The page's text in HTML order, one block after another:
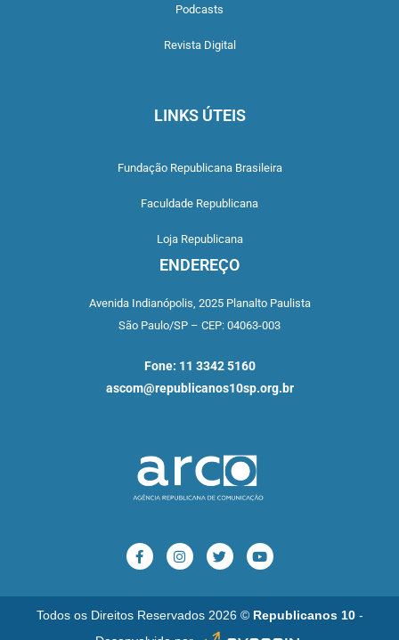
Podcasts
Revista Digital
LINKS ÚTEIS
Fundação Republicana Brasileira
Faculdade Republicana
Loja Republicana
ENDEREÇO
Avenida Indianópolis, 2025 Planalto Paulista
São Paulo/SP – CEP: 04063-003
Fone: 11 3342 5160
ascom@republicanos10sp.org.br
Todos os Direitos Reservados 2026 © Republicanos 10 -